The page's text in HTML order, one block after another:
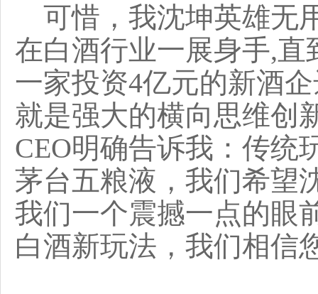
可惜，我沈坤英雄无
在白酒行业一展身手,直
一家投资4亿元的新酒
就是强大的横向思维创
CEO明确告诉我：传统
茅台五粮液，我们希望
我们一个震撼一点的眼
白酒新玩法，我们相信